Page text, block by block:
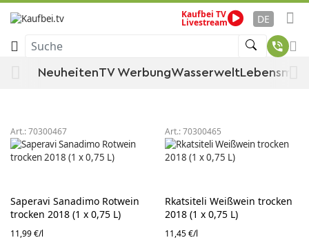
Kaufbei TV
Livestream DE
Suche
NeuheitenTV WerbungWasserwelt
Startseite Wein, Spirituosen & Tabak Wein
Wein
Art.:70300467
Saperavi Sanadimo Rotwein
trocken 2018 (1 x 0,75 L)
11,99 €/l
Art.:70300465
Rkatsiteli Weißwein trocken
2018 (1 x 0,75 L)
11,45 €/l